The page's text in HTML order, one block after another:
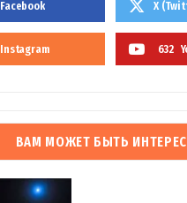
Facebook X
Instagram 632
ВАМ МОЖЕТ БЫТЬ